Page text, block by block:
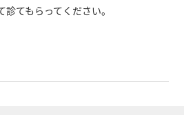
てもらってください。